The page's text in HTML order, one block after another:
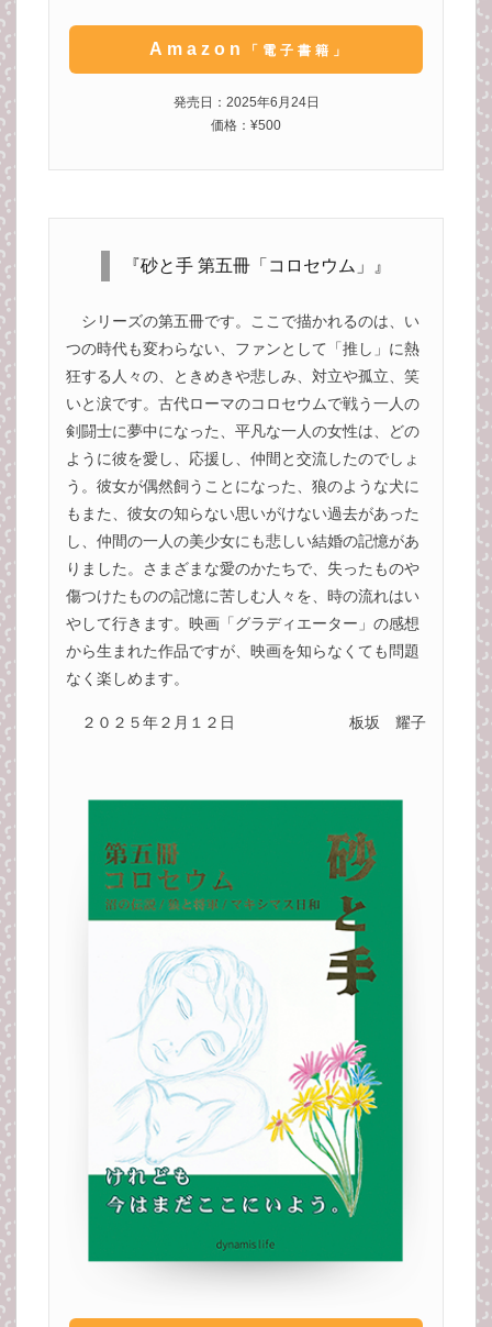
Amazon 「電子書籍」
発売日：2025年6月24日
価格：¥500
『砂と手 第五冊「コロセウム」』
シリーズの第五冊です。ここで描かれるのは、い
つの時代も変わらない、ファンとして「推し」に熱
狂する人々の、ときめきや悲しみ、対立や孤立、笑
いと涙です。古代ローマのコロセウムで戦う一人の
剣闘士に夢中になった、平凡な一人の女性は、どの
ように彼を愛し、応援し、仲間と交流したのでしょ
う。彼女が偶然飼うことになった、狼のような犬に
もまた、彼女の知らない思いがけない過去があった
し、仲間の一人の美少女にも悲しい結婚の記憶があ
りました。さまざまな愛のかたちで、失ったものや
傷つけたものの記憶に苦しむ人々を、時の流れはい
やして行きます。映画「グラディエーター」の感想
から生まれた作品ですが、映画を知らなくても問題
なく楽しめます。
２０２５年２月１２日 板坂 耀子